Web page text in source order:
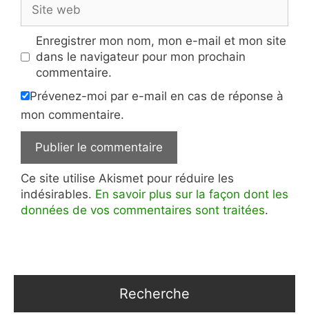
web
Enregistrer mon nom, mon e-mail et mon site
dans le navigateur pour mon prochain
commentaire.
Prévenez-moi par e-mail en cas de réponse à
mon commentaire.
Ce site utilise Akismet pour réduire les
indésirables. En savoir plus sur la façon dont les
données de vos commentaires sont traitées.
Recherche